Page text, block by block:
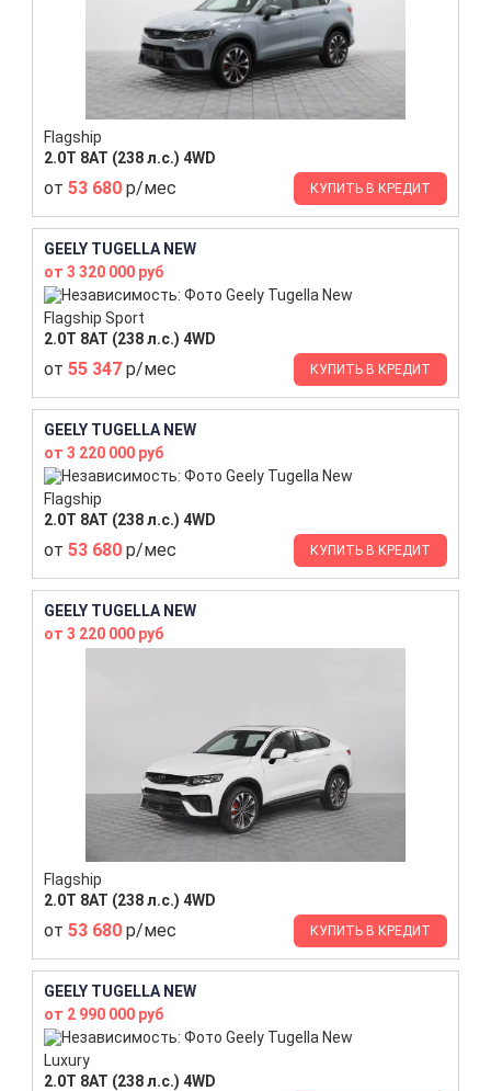
Flagship
2.0T 8AT (238 л.с.) 4WD
от 53 680 р/мес КУПИТЬ В КРЕДИТ
GEELY TUGELLA NEW
от 3 320 000 руб
Flagship Sport
2.0T 8AT (238 л.с.) 4WD
от 55 347 р/мес КУПИТЬ В КРЕДИТ
GEELY TUGELLA NEW
от 3 220 000 руб
Flagship
2.0T 8AT (238 л.с.) 4WD
от 53 680 р/мес КУПИТЬ В КРЕДИТ
GEELY TUGELLA NEW
от 3 220 000 руб
Flagship
2.0T 8AT (238 л.с.) 4WD
от 53 680 р/мес КУПИТЬ В КРЕДИТ
GEELY TUGELLA NEW
от 2 990 000 руб
Luxury
2.0T 8AT (238 л.с.) 4WD